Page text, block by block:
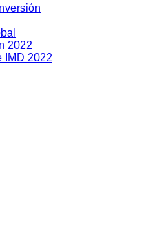
2022
IMD 2022